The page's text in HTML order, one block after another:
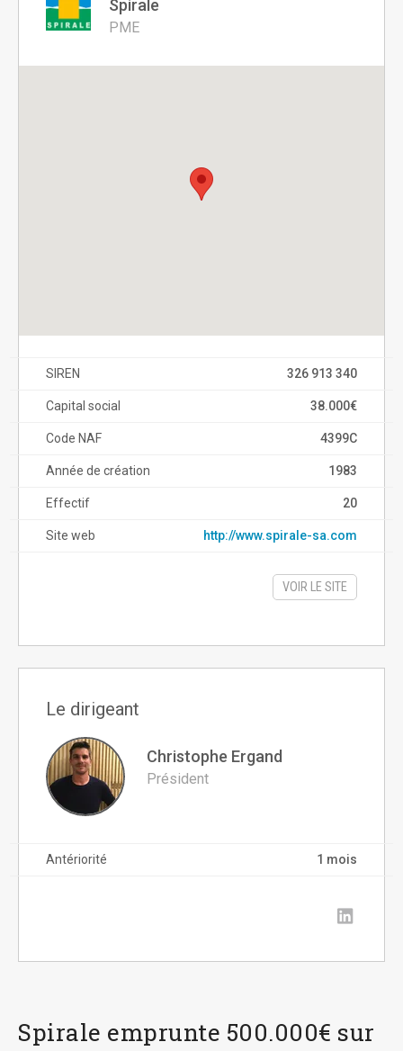
Spirale emprunte 500.000€ sur
Spirale
PME
SIREN 326 913 340
Capital social 38.000€
Code NAF 4399C
Année de création 1983
Effectif 20
Site web http://www.spirale-sa.com
VOIR LE SITE
Le dirigeant
Christophe Ergand
Président
Antériorité 1 mois